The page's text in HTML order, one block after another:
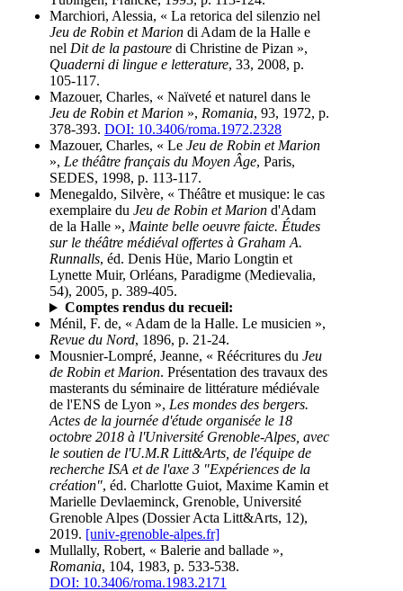
Marchiori, Alessia, « La retorica del silenzio nel
Jeu de Robin et Marion di Adam de la Halle e
nel Dit de la pastoure di Christine de Pizan »,
Quaderni di lingue e letterature, 33, 2008, p.
105-117.
Mazouer, Charles, « Naïveté et naturel dans le
Jeu de Robin et Marion », Romania, 93, 1972, p.
378-393. DOI: 10.3406/roma.1972.2328
Mazouer, Charles, « Le Jeu de Robin et Marion
», Le théâtre français du Moyen Âge, Paris,
SEDES, 1998, p. 113-117.
Menegaldo, Silvère, « Théâtre et musique: le cas
exemplaire du Jeu de Robin et Marion d'Adam
de la Halle », Mainte belle oeuvre faicte. Études
sur le théâtre médiéval offertes à Graham A.
Runnalls, éd. Denis Hüe, Mario Longtin et
Lynette Muir, Orléans, Paradigme (Medievalia,
54), 2005, p. 389-405.
Comptes rendus du recueil:
Ménil, F. de, « Adam de la Halle. Le musicien »,
Revue du Nord, 1896, p. 21-24.
Mousnier-Lompré, Jeanne, « Réécritures du Jeu
de Robin et Marion. Présentation des travaux des
masterants du séminaire de littérature médiévale
de l'ENS de Lyon », Les mondes des bergers.
Actes de la journée d'étude organisée le 18
octobre 2018 à l'Université Grenoble-Alpes, avec
le soutien de l'U.M.R Litt&Arts, de l'équipe de
recherche ISA et de l'axe 3 "Expériences de la
création", éd. Charlotte Guiot, Maxime Kamin et
Marielle Devlaeminck, Grenoble, Université
Grenoble Alpes (Dossier Acta Litt&Arts, 12),
2019. [univ-grenoble-alpes.fr]
Mullally, Robert, « Balerie and ballade »,
Romania, 104, 1983, p. 533-538.
DOI: 10.3406/roma.1983.2171